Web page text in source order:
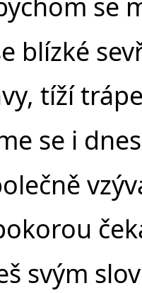
blízké
tíží
se i
svým